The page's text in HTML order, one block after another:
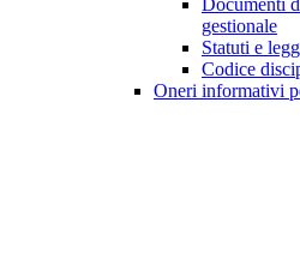
Documenti
gestionale
Statuti e
Codice
Oneri informativi